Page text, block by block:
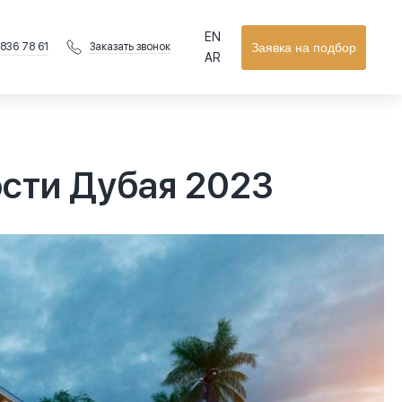
78 61 Заказать звонок Заявка на подбор
EN
AR
Дубая 2023